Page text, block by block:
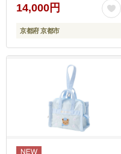
気 おすすめ パック シー
トマスク スキンケア 高保
湿 毛穴集中ケア 化粧品
お取り寄せ 通販 送料無料
ふるさと納税 ］
14,000円
京都府 京都市